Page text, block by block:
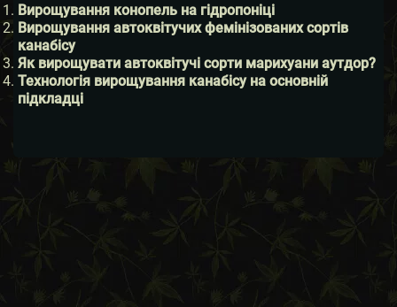
Вирощування конопель на гідропоніці
Вирощування автоквітучих фемінізованих сортів
канабісу
Як вирощувати автоквітучі сорти марихуани аутдор?
Технологія вирощування канабісу на основній
підкладці